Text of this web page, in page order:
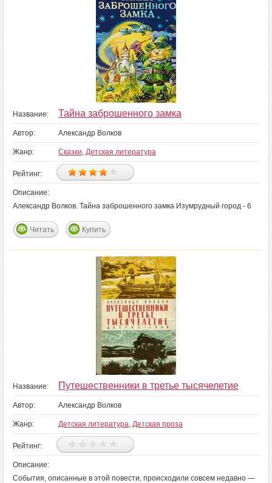
Название: Тайна заброшенного замка
Автор: Александр Волков
Жанр: Сказки, Детская литература
Рейтинг:
Описание:
Александр Волков. Тайна заброшенного замка Изумрудный город - 6
Читать Купить
Название: Путешественники в третье тысячелетие
Автор: Александр Волков
Жанр: Детская литература, Детская проза
Рейтинг:
Описание:
События, описанные в этой повести, происходили совсем недавно —